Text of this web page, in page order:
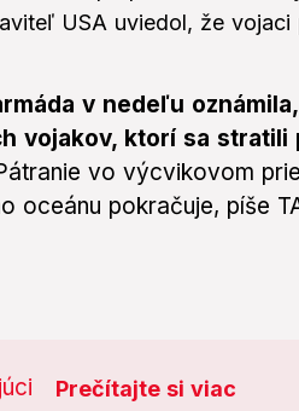
USA uviedol, že
v nedeľu
vojakov, ktorí sa
vo výcvikovom
oceánu pokračuje, píše
Prečítajte si viac